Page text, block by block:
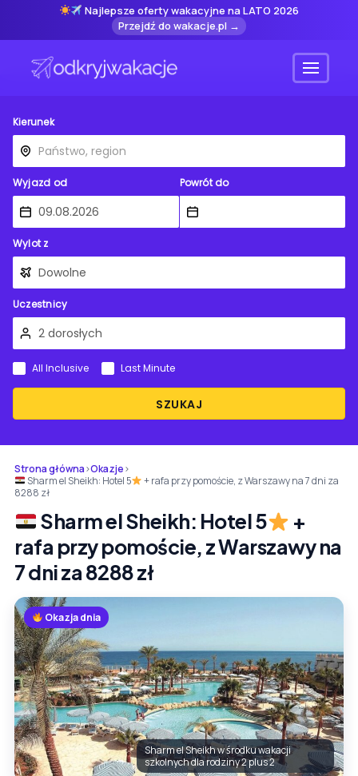
Najlepsze oferty wakacyjne na LATO 2026
Przejdź do wakacje.pl →
Menu
Kierunek
Wyjazd od Powrót do
Wylot z
Uczestnicy
SZUKAJ
All Inclusive Last Minute
Strona główna›Okazje›
Sharm el Sheikh: Hotel 5
+ rafa przy pomoście, z Warszawy na 7 dni za
8288 zł
Sharm el Sheikh: Hotel 5
+
rafa przy pomoście, z Warszawy na
7 dni za 8288 zł
Okazja dnia
Sharm el Sheikh w środku wakacji
szkolnych dla rodziny 2 plus 2